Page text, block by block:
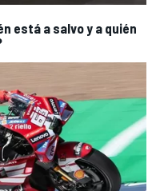
está a salvo y a quién